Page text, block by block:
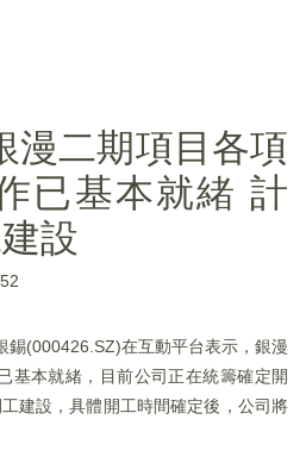
漫二期項目各項
已基本就緒 計
設
錫(000426.SZ)在互動平台表示，銀漫
基本就緒，目前公司正在統籌確定開
建設，具體開工時間確定後，公司將